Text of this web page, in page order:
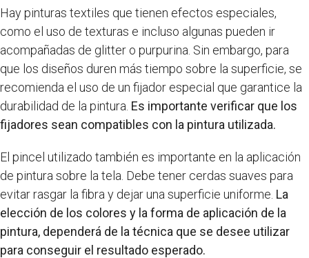
Hay pinturas textiles que tienen efectos especiales,
como el uso de texturas e incluso algunas pueden ir
acompañadas de glitter o purpurina. Sin embargo, para
que los diseños duren más tiempo sobre la superficie, se
recomienda el uso de un fijador especial que garantice la
durabilidad de la pintura. Es importante verificar que los
fijadores sean compatibles con la pintura utilizada.
El pincel utilizado también es importante en la aplicación
de pintura sobre la tela. Debe tener cerdas suaves para
evitar rasgar la fibra y dejar una superficie uniforme. La
elección de los colores y la forma de aplicación de la
pintura, dependerá de la técnica que se desee utilizar
para conseguir el resultado esperado.